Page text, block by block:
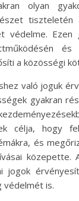
olyan
tiszteletén
védelme. Ezen
és
a közösségi
való joguk
gyakran
célja, hogy
és
közepette.
jogok
védelmét is.